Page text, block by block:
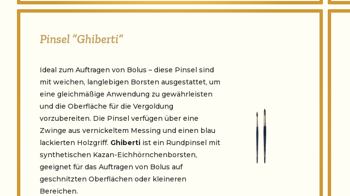
Pinsel “Ghiberti”
Ideal zum Auftragen von Bolus – diese Pinsel sind
mit weichen, langlebigen Borsten ausgestattet, um
eine gleichmäßige Anwendung zu gewährleisten
und die Oberfläche für die Vergoldung
vorzubereiten. Die Pinsel verfügen über eine
Zwinge aus vernickeltem Messing und einen blau
lackierten Holzgriff. Ghiberti ist ein Rundpinsel mit
synthetischen Kazan-Eichhörnchenborsten,
geeignet für das Auftragen von Bolus auf
geschnitzten Oberflächen oder kleineren
Bereichen.